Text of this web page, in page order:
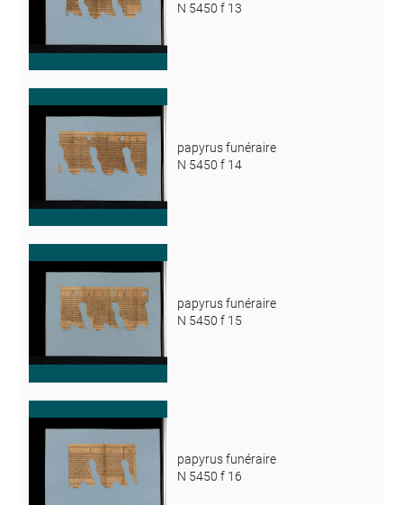
N 5450 f 13
papyrus funéraire
N 5450 f 14
papyrus funéraire
N 5450 f 15
papyrus funéraire
N 5450 f 16